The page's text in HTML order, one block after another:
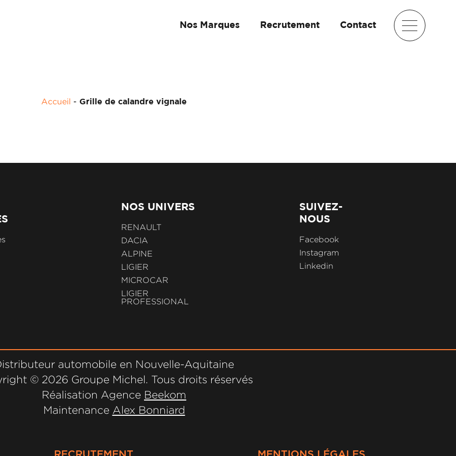
Nos Marques Recrutement Contact
Accueil - Grille de calandre vignale
NOS UNIVERS
RENAULT
DACIA
ALPINE
LIGIER
MICROCAR
LIGIER
PROFESSIONAL
SUIVEZ-
NOUS
Facebook
Instagram
Linkedin
automobile en Nouvelle-Aquitaine
© 2026 Groupe Michel. Tous droits réservés
Réalisation Agence Beekom
Maintenance Alex Bonniard